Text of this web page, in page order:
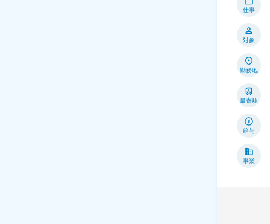
仕事
対象
勤務地
最寄駅
給与
事業